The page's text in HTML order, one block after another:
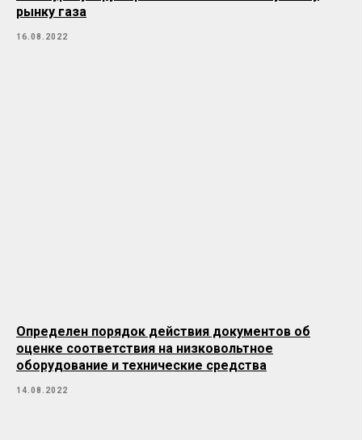
рынку газа
16.08.2022
Определен порядок действия документов об
оценке соответствия на низковольтное
оборудование и технические средства
14.08.2022